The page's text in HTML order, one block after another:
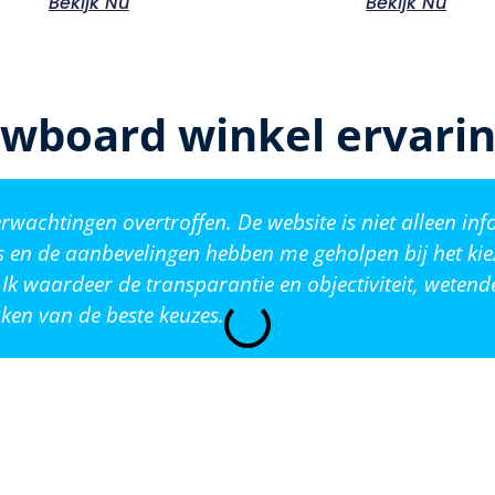
winkel
overtroffen. De website is niet alleen
de aanbevelingen hebben me geholpen bij het
waardeer de transparantie en objectiviteit,
van de beste keuzes.